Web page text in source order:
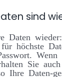
sind
Daten
höchste
Wenn
Sie
Ihre Daten-